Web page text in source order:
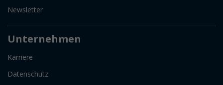
Newsletter
Unternehmen
Karriere
Datenschutz